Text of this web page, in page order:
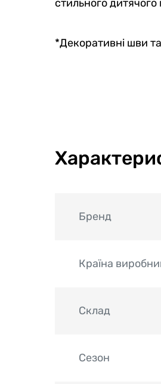
стильного
*Декоративні шви
Бренд
Країна
Склад
Сезон